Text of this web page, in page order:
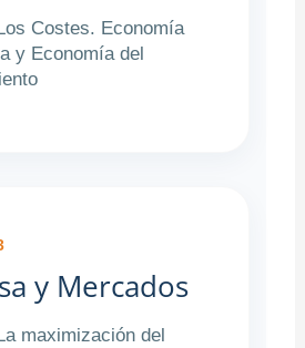
Costes. Economía
y Economía del
y Mercados
maximización del